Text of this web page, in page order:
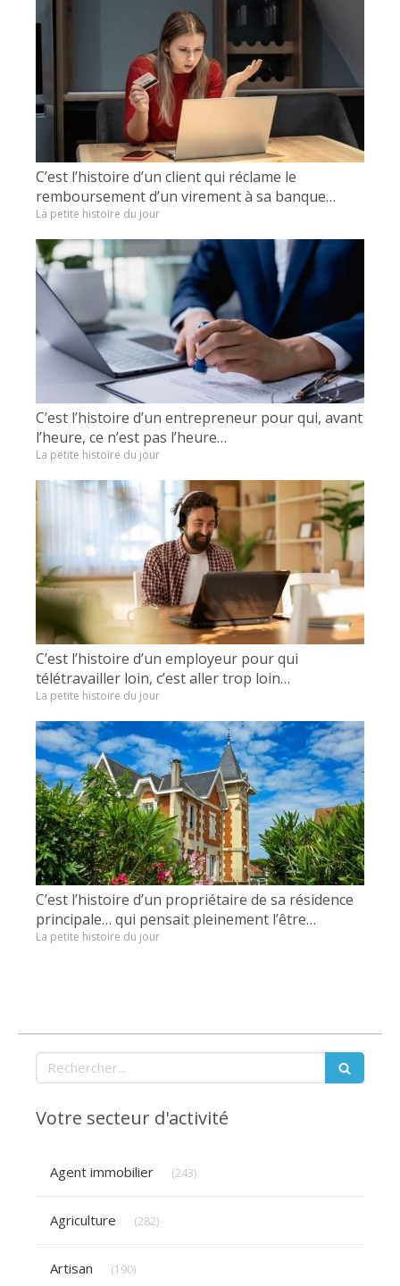
C’est l’histoire d’un client qui réclame le
remboursement d’un virement à sa banque…
La petite histoire du jour
C’est l’histoire d’un entrepreneur pour qui, avant
l’heure, ce n’est pas l’heure…
La petite histoire du jour
C’est l’histoire d’un employeur pour qui
télétravailler loin, c’est aller trop loin…
La petite histoire du jour
C’est l’histoire d’un propriétaire de sa résidence
principale… qui pensait pleinement l’être…
La petite histoire du jour
Rechercher
Votre secteur d'activité
Agent immobilier (243)
Agriculture (282)
Artisan (190)